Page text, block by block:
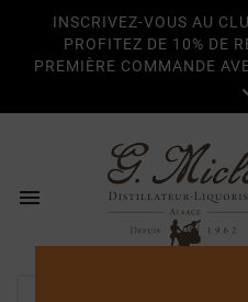
INSCRIVEZ-VOUS AU
PROFITEZ DE 10% DE
PREMIÈRE COMMANDE
